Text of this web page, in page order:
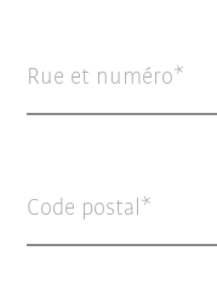
Rue et numéro
Code postal